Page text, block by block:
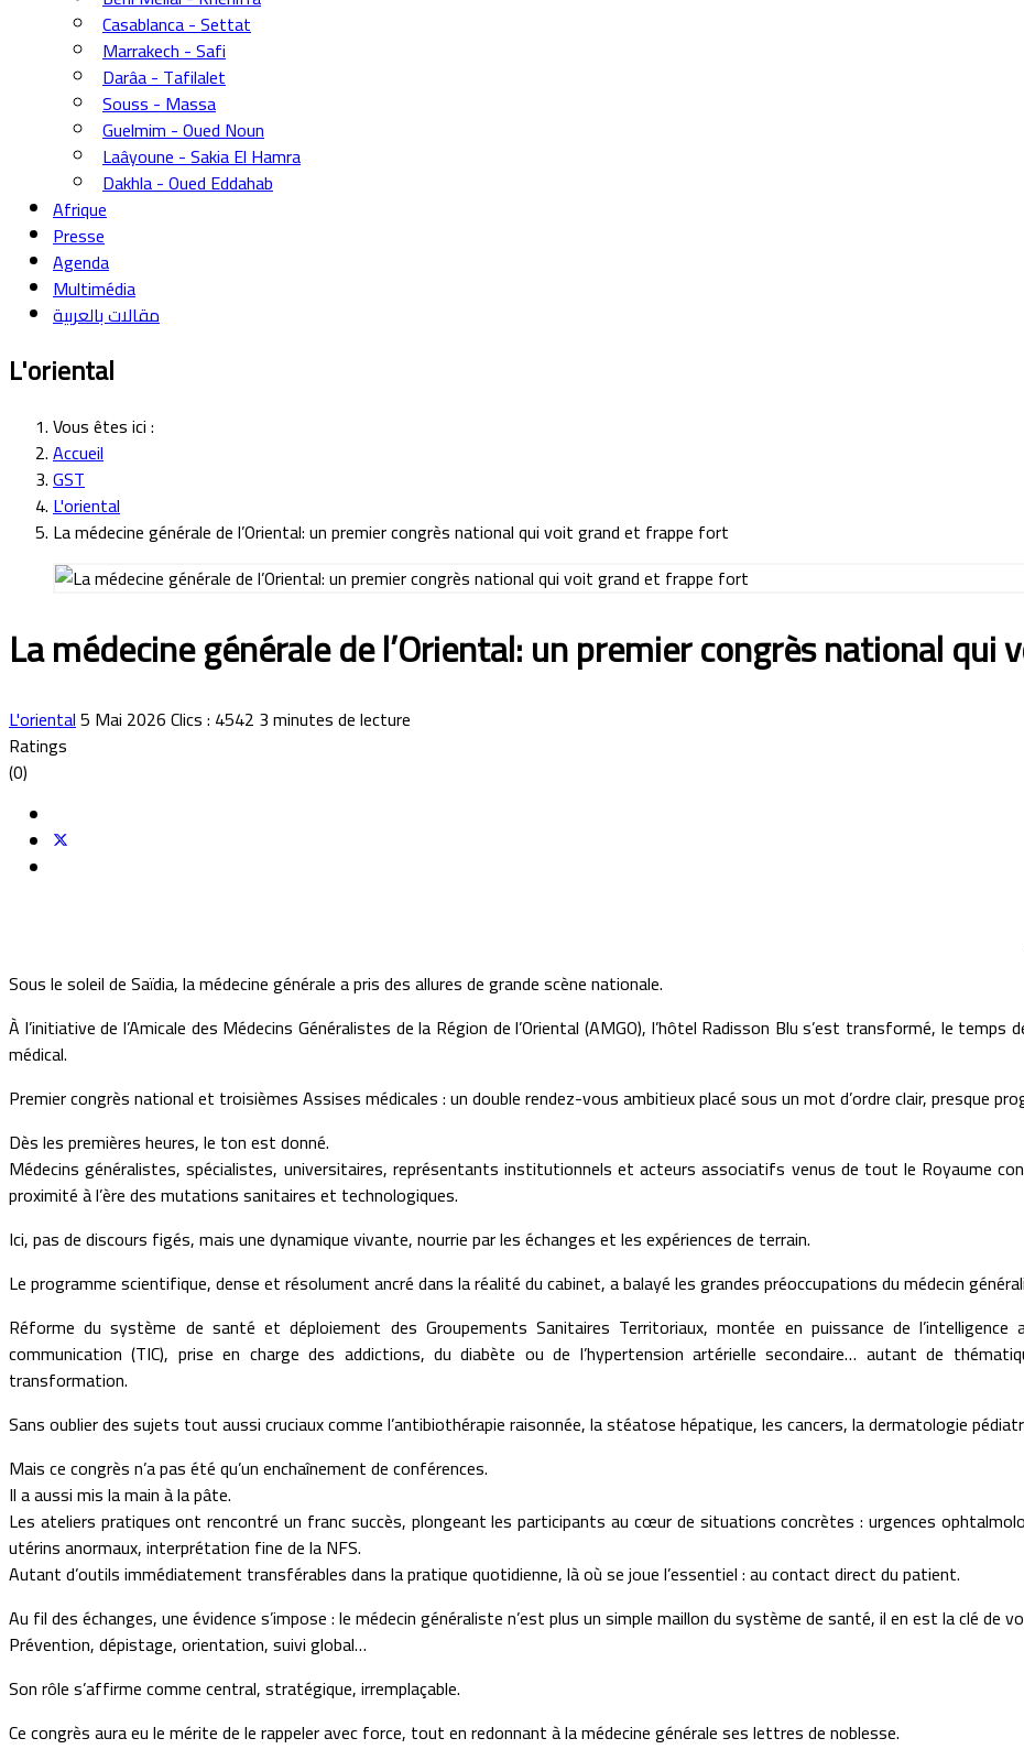
Casablanca - Settat
Marrakech - Safi
Darâa - Tafilalet
Souss - Massa
Guelmim - Oued Noun
Laâyoune - Sakia El Hamra
Dakhla - Oued Eddahab
Afrique
Presse
Agenda
Multimédia
مقالات بالعربية
L'oriental
Vous êtes ici :
Accueil
GST
L'oriental
La médecine générale de l’Oriental: un premier congrès national qui voit grand et frappe fort
La médecine générale de l’Oriental: un premier congrès national
L'oriental5 Mai 2026Clics : 4542 3minutes de lecture
Ratings
(0)
Sous le soleil de Saïdia, la médecine générale a pris des allures de grande scène nationale.
À l’initiative de l’Amicale des Médecins Généralistes de la Région de l’Oriental (AMGO), l’hôtel Radisson Blu s’est transformé, le
médical.
Premier congrès national et troisièmes Assises médicales : un double rendez-vous ambitieux placé sous un mot d’ordre clair, presque
Dès les premières heures, le ton est donné.
Médecins généralistes, spécialistes, universitaires, représentants institutionnels et acteurs associatifs venus de tout le Royaume
proximité à l’ère des mutations sanitaires et technologiques.
Ici, pas de discours figés, mais une dynamique vivante, nourrie par les échanges et les expériences de terrain.
Le programme scientifique, dense et résolument ancré dans la réalité du cabinet, a balayé les grandes préoccupations du médecin
Réforme du système de santé et déploiement des Groupements Sanitaires Territoriaux, montée en puissance de
communication (TIC), prise en charge des addictions, du diabète ou de l’hypertension artérielle secondaire… autant de
transformation.
Sans oublier des sujets tout aussi cruciaux comme l’antibiothérapie raisonnée, la stéatose hépatique, les cancers, la dermatologie
Mais ce congrès n’a pas été qu’un enchaînement de conférences.
Il a aussi mis la main à la pâte.
Les ateliers pratiques ont rencontré un franc succès, plongeant les participants au cœur de situations concrètes : urgences
utérins anormaux, interprétation fine de la NFS.
Autant d’outils immédiatement transférables dans la pratique quotidienne, là où se joue l’essentiel : au contact direct du patient.
Au fil des échanges, une évidence s’impose : le médecin généraliste n’est plus un simple maillon du système de santé, il en est la clé de
Prévention, dépistage, orientation, suivi global…
Son rôle s’affirme comme central, stratégique, irremplaçable.
Ce congrès aura eu le mérite de le rappeler avec force, tout en redonnant à la médecine générale ses lettres de noblesse.